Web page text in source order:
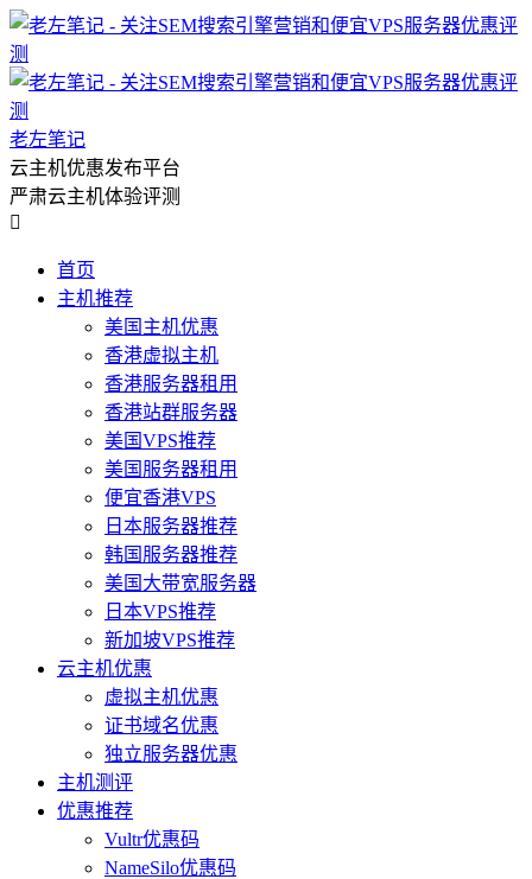
老左笔记
云主机优惠发布平台
严肃云主机体验评测

首页
主机推荐
美国主机优惠
香港虚拟主机
香港服务器租用
香港站群服务器
美国VPS推荐
美国服务器租用
便宜香港VPS
日本服务器推荐
韩国服务器推荐
美国大带宽服务器
日本VPS推荐
新加坡VPS推荐
云主机优惠
虚拟主机优惠
证书域名优惠
独立服务器优惠
主机测评
优惠推荐
Vultr优惠码
NameSilo优惠码